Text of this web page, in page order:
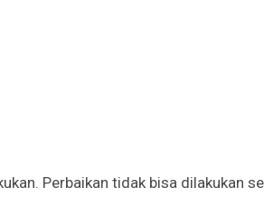
Perbaikan tidak bisa dilakukan